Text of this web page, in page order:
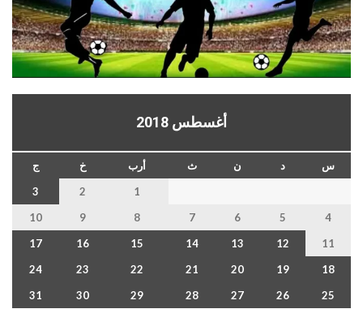
أغسطس 2018
س د ن ث أرب خ
ج
1
2
3
4
5
6
7
8
9
10
11
12
13
14
15
16
17
18
19
20
21
22
23
24
25
26
27
28
29
30
31